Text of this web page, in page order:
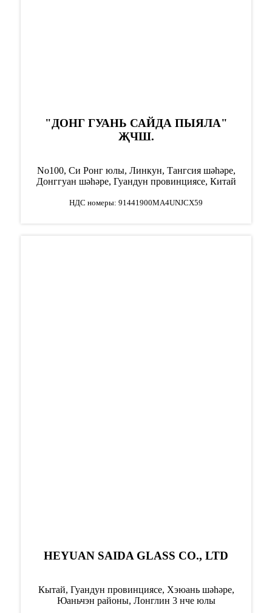
"ДОНГ ГУАНЬ САЙДА ПЫЯЛА"
ҖЧШ.
No100, Си Ронг юлы, Линкун, Тангсия шәһәре,
Донггуан шәһәре, Гуандун провинциясе, Китай
НДС номеры: 91441900MA4UNJCX59
HEYUAN SAIDA GLASS CO., LTD
Кытай, Гуандун провинциясе, Хэюань шәһәре,
Юаньчэн районы, Лонглин 3 нче юлы